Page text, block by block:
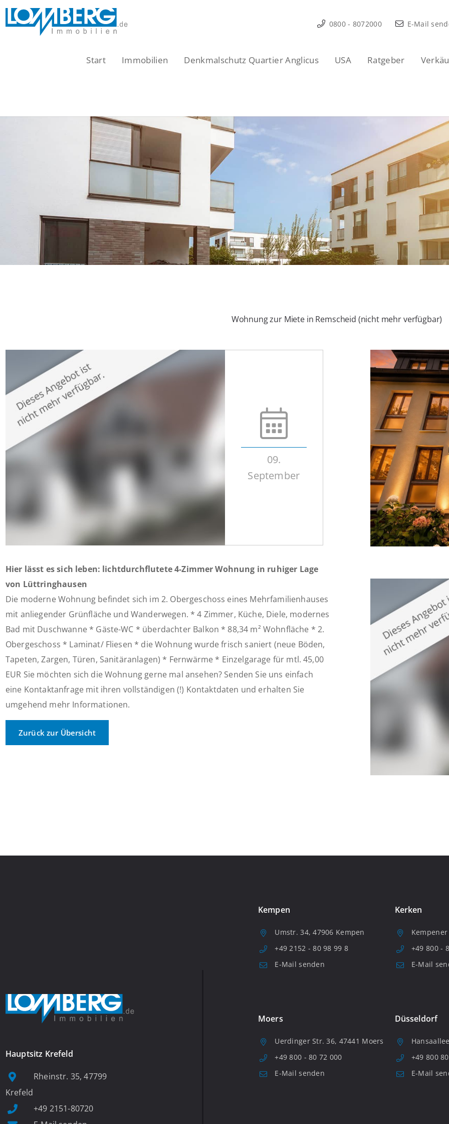
Zum
Inhalt
0800 - 8072000 E-Mail
Start Immobilien Denkmalschutz Quartier Anglicus USA Ratgeber
Wohnung zur Miete in Remscheid (nicht mehr verfügbar)
09.
September
Hier lässt es sich leben: lichtdurchflutete 4-Zimmer Wohnung in ruhiger Lage
von Lüttringhausen
Die moderne Wohnung befindet sich im 2. Obergeschoss eines Mehrfamilienhauses
mit anliegender Grünfläche und Wanderwegen. * 4 Zimmer, Küche, Diele, modernes
Bad mit Duschwanne * Gäste-WC * überdachter Balkon * 88,34 m² Wohnfläche * 2.
Obergeschoss * Laminat/ Fliesen * die Wohnung wurde frisch saniert (neue Böden,
Tapeten, Zargen, Türen, Sanitäranlagen) * Fernwärme * Einzelgarage für mtl. 45,00
EUR Sie möchten sich die Wohnung gerne mal ansehen? Senden Sie uns einfach
eine Kontaktanfrage mit ihren vollständigen (!) Kontaktdaten und erhalten Sie
umgehend mehr Informationen.
Zurück zur Übersicht
Hauptsitz Krefeld
Rheinstr. 35, 47799
Krefeld
+49 2151-80720
Kempen
Umstr. 34, 47906 Kempen
+49 2152 - 80 98 99 8
E-Mail senden
Kerken
+49 800 -
E-Mail
Moers
Uerdinger Str. 36, 47441 Moers
+49 800 - 80 72 000
E-Mail senden
Düsseldorf
+49 800
E-Mail